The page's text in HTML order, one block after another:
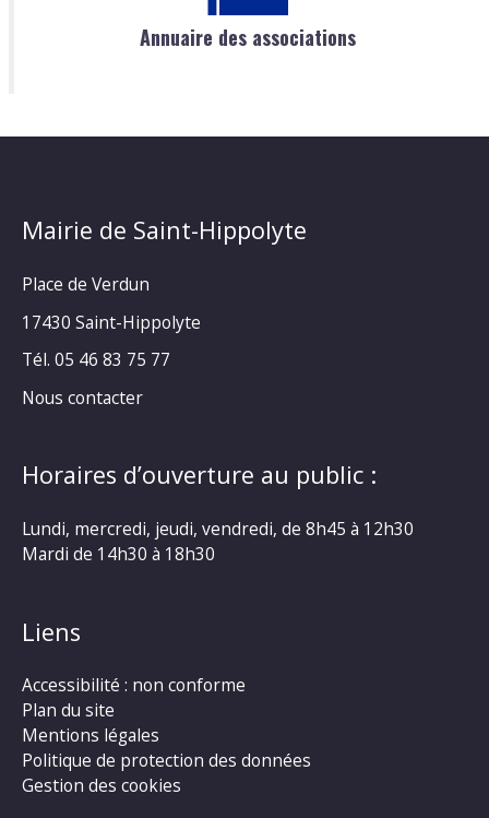
Annuaire des associations
Mairie de Saint-Hippolyte
Place de Verdun
17430 Saint-Hippolyte
Tél. 05 46 83 75 77
Nous contacter
Horaires d’ouverture au public :
Lundi, mercredi, jeudi, vendredi, de 8h45 à 12h30
Mardi de 14h30 à 18h30
Liens
Accessibilité : non conforme
Plan du site
Mentions légales
Politique de protection des données
Gestion des cookies